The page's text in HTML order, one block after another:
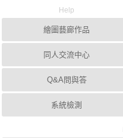
Help
繪圖藝廊作品
同人交流中心
Q&A問與答
系統檢測